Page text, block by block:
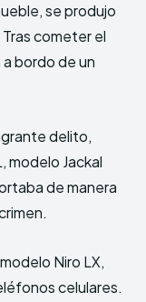
se produjo
cometer el
bordo de un
delito,
modelo Jackal
de manera
Niro LX,
celulares.